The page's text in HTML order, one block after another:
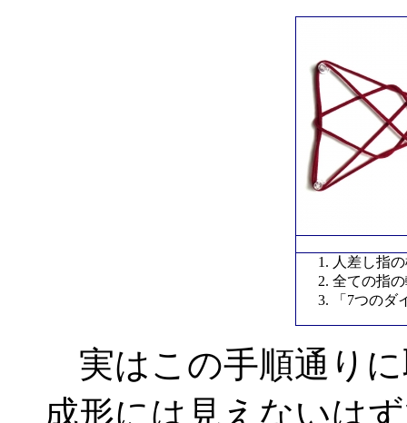
人差し指
全ての指
「7つの
実はこの手順通り
成形には見えないは